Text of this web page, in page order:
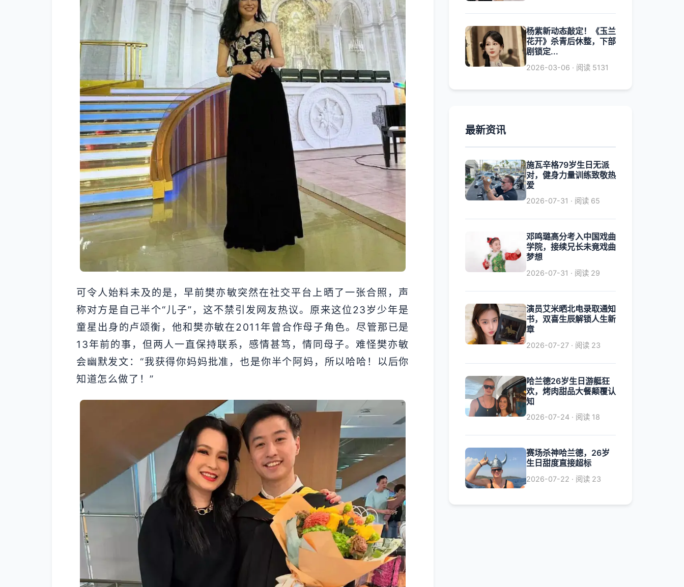
可令人始料未及的是，早前樊亦敏突然在社交平台上晒了一张合照，声
称对方是自己半个“儿子”，这不禁引发网友热议。原来这位23岁少年是
童星出身的卢颂衡，他和樊亦敏在2011年曾合作母子角色。尽管那已是
13年前的事，但两人一直保持联系，感情甚笃，情同母子。难怪樊亦敏
会幽默发文：“我获得你妈妈批准，也是你半个阿妈，所以哈哈！以后你
知道怎么做了！”
杨紫新动态敲定！《玉兰
花开》杀青后休整，下部
剧锁定...
2026-03-06 · 阅读 5131
最新资讯
施瓦辛格79岁生日无派
对，健身力量训练致敬热
爱
2026-07-31 · 阅读 65
邓鸣璐高分考入中国戏曲
学院，接续兄长未竟戏曲
梦想
2026-07-31 · 阅读 29
演员艾米晒北电录取通知
书，双喜生辰解锁人生新
章
2026-07-27 · 阅读 23
哈兰德26岁生日游艇狂
欢，烤肉甜品大餐颠覆认
知
2026-07-24 · 阅读 18
赛场杀神哈兰德，26岁
生日甜度直接超标
2026-07-22 · 阅读 23